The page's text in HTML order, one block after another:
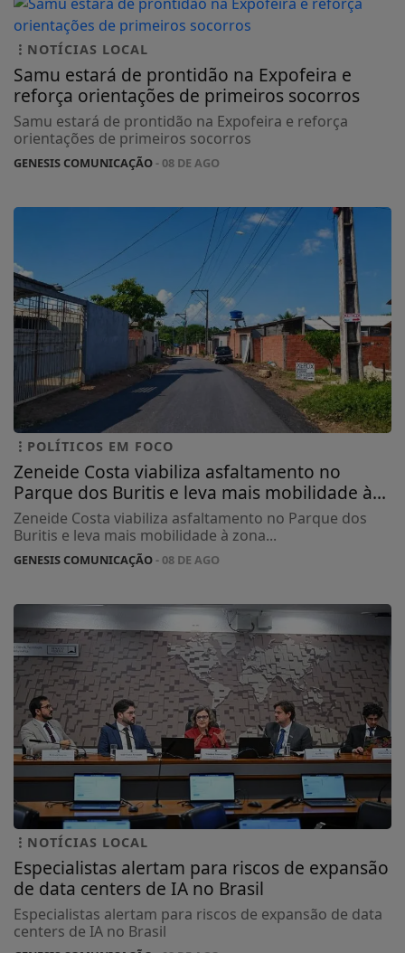
NOTÍCIAS LOCAL
Samu estará de prontidão na Expofeira e
reforça orientações de primeiros socorros
Samu estará de prontidão na Expofeira e reforça
orientações de primeiros socorros
GENESIS COMUNICAÇÃO- 08 DE AGO
POLÍTICOS EM FOCO
Zeneide Costa viabiliza asfaltamento no
Parque dos Buritis e leva mais mobilidade à...
Zeneide Costa viabiliza asfaltamento no Parque dos
Buritis e leva mais mobilidade à zona...
GENESIS COMUNICAÇÃO- 08 DE AGO
NOTÍCIAS LOCAL
Especialistas alertam para riscos de expansão
de data centers de IA no Brasil
Especialistas alertam para riscos de expansão de data
centers de IA no Brasil